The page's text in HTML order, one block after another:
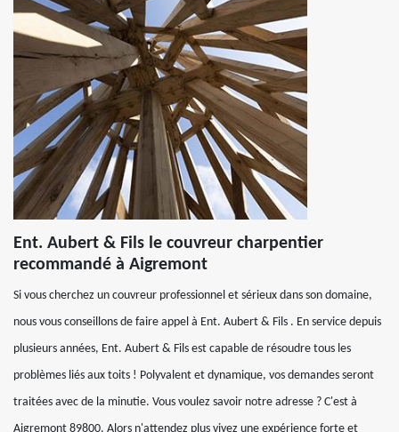
Ent. Aubert & Fils le couvreur charpentier
recommandé à Aigremont
Si vous cherchez un couvreur professionnel et sérieux dans son domaine,
nous vous conseillons de faire appel à Ent. Aubert & Fils . En service depuis
plusieurs années, Ent. Aubert & Fils est capable de résoudre tous les
problèmes liés aux toits ! Polyvalent et dynamique, vos demandes seront
traitées avec de la minutie. Vous voulez savoir notre adresse ? C'est à
Aigremont 89800. Alors n'attendez plus vivez une expérience forte et